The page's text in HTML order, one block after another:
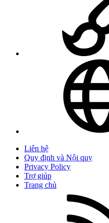
Liên hệ
Quy định và Nội quy
Privacy Policy
Trợ giúp
Trang chủ